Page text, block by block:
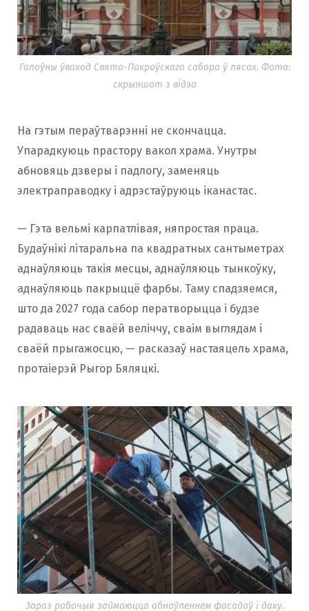
Галоўны ўваход Свята-Пакроўскага сабора ў лясах. Фота:
скрыншот з відэа
На гэтым пераўтварэнні не скончацца.
Упарадкуюць прастору вакол храма. Унутры
абновяць дзверы і падлогу, заменяць
электраправодку і адрэстаўруюць іканастас.
— Гэта вельмі карпатлівая, няпростая праца.
Будаўнікі літаральна па квадратных сантыметрах
аднаўляюць такія месцы, аднаўляюць тынкоўку,
аднаўляюць пакрыццё фарбы. Таму спадзяемся,
што да 2027 года сабор ператворыцца і будзе
радаваць нас сваёй веліччу, сваім выглядам і
сваёй прыгажосцю, — расказаў настаяцель храма,
протаіерэй Рыгор Бяляцкі.
Зараз рабочыя займаюцца абнаўленнем фасадаў і даху.